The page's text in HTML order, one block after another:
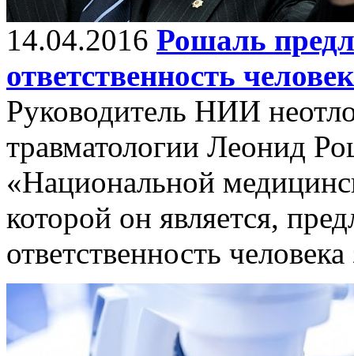
14.04.2016 Рошаль
ответственность
Руководитель НИИ
травматологии Леонид
«Национальной
которой он является,
ответственность